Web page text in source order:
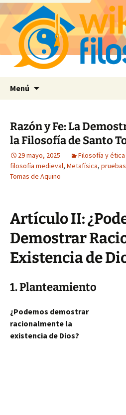
Menú
Razón y Fe: La
la Filosofía de Santo
29 mayo, 2025 Filosofía y ética
filosofía medieval, Metafísica,
Tomas de Aquino
Artículo II:
Demostrar
Existencia de
1. Planteamiento
¿Podemos demostrar
racionalmente la
existencia de Dios?